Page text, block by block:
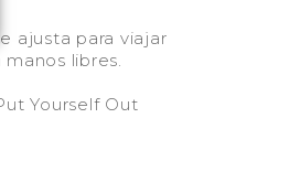
ajusta para viajar
libres.
Yourself Out